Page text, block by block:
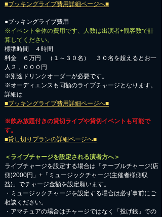
■ブッキングライブ費用詳細ページへ■
●ブッキングライブ費用
※イベント全体の費用です、人数は出演者+観客数で計
算してください。
標準時間 ４時間
料金 ６万円 （１～３０名） ３０名を超えるとお一
人２，０００円
※別途ドリンクオーダーが必要です。
※オーディエンスも同額のライブチャージとなります。
詳細は
■ブッキングライブ費用詳細ページへ■
※飲み放題付きの貸切ライブや貸切イベントも可能で
す。
■貸し切りプランの詳細ページへ■
＜ライブチャージを設定される演者方へ＞
ライブチャージを設定する場合は「テーブルチャージ(店
側)2000円」+「ミュージックチャージ(主催者様側収
益)」でチャージ金額を設定願います。
・ミュージックチャージを設定する場合は必ず事前にご
相談ください。
​・アマチュアの場合はチャージではなく「投げ銭」での